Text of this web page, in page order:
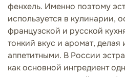
фенхель. Именно поэтому
используется в кулинарии,
французской и русской
тонкий вкус и аромат,
аппетитными. В России
как основной ингредиент